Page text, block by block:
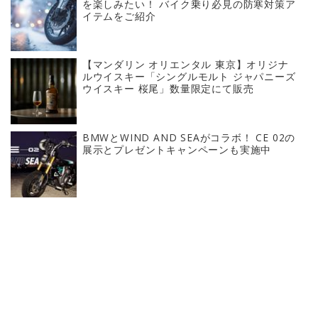
を楽しみたい！ バイク乗り必見の防寒対策ア
イテムをご紹介
【マンダリン オリエンタル 東京】オリジナ
ルウイスキー「シングルモルト ジャパニーズ
ウイスキー 桜尾」数量限定にて販売
BMWとWIND AND SEAがコラボ！ CE 02の
展示とプレゼントキャンペーンも実施中